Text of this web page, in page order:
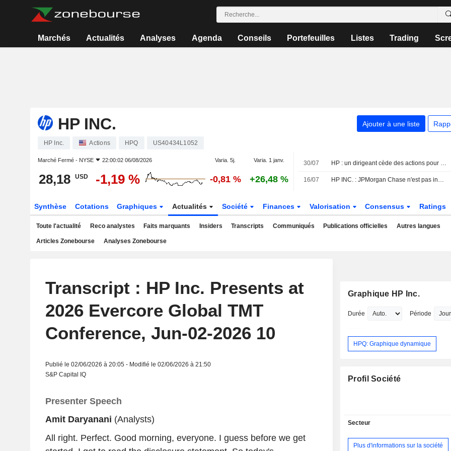
Marchés Actualités Analyses Agenda Conseils Portefeuilles Listes Trading
HP INC. Ajouter à une liste
HP Inc. Actions HPQ US40434L1052
Marché Fermé - NYSE 22:00:02 06/08/2026 Varia. 5j. Varia. 1 janv.
28,18 USD -1,19 % -0,81 % +26,48 %
30/07 HP : un dirigeant cède des actions pour un montant de 294 462 $, selon une déclaration à la SEC
16/07 HP INC. : JPMorgan Chase n'est pas inspiré par le dossier
Synthèse Cotations Graphiques Actualités Société Finances Valorisation Consensus Ratings
Toute l'actualité Reco analystes Faits marquants Insiders Transcripts Communiqués Publications officielles Autres langues
Articles Zonebourse Analyses Zonebourse
Transcript : HP Inc. Presents at
2026 Evercore Global TMT
Conference, Jun-02-2026 10
Publié le 02/06/2026 à 20:05 - Modifié le 02/06/2026 à 21:50
S&P Capital IQ
Presenter Speech
Amit Daryanani (Analysts)
All right. Perfect. Good morning, everyone. I guess before we get
Graphique HP Inc.
Durée Période
HPQ: Graphique dynamique
Profil Société
Secteur
Plus d'informations sur la société